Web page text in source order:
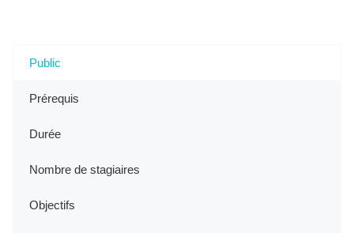
Public
Prérequis
Durée
Nombre de stagiaires
Objectifs